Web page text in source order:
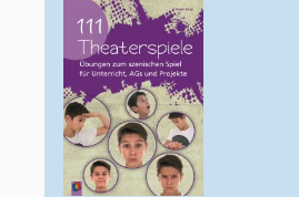
111 Theaterspiele